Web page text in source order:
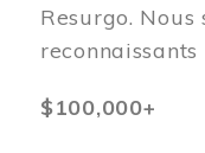
Resurgo.
$100,000+